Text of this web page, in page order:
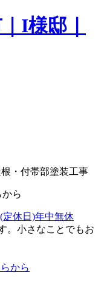
・付帯部塗装工事
ら